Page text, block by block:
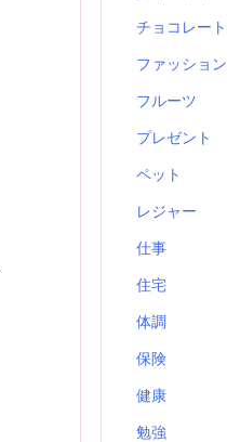
チョコレート
ファッション
フルーツ
プレゼント
ペット
レジャー
仕事
住宅
体調
保険
健康
勉強